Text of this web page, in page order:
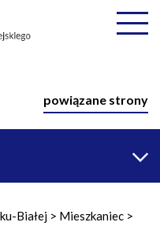
powiązane strony
Białej
Mieszkaniec